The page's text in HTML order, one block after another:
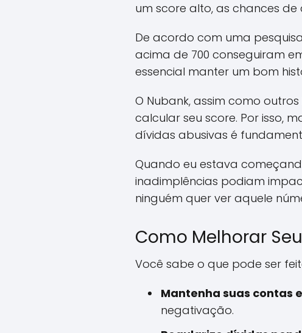
um score alto, as chances
De acordo com uma
acima de 700 conseguiram
essencial manter um bom
O Nubank, assim como
calcular seu score. Por isso,
dívidas abusivas é
Quando eu estava
inadimplências podiam
ninguém quer ver aquele
Como Melhorar
Você sabe o que pode ser
Mantenha suas contas
negativação.